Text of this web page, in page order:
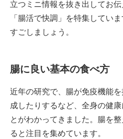
立つミニ情報を抜き出してお
「腸活で快調」を特集してい
すごしましょう。
腸に良い基本の食べ方
近年の研究で、腸が免疫機能
成したりするなど、全身の健
とがわかってきました。腸を
ると注目を集めています。